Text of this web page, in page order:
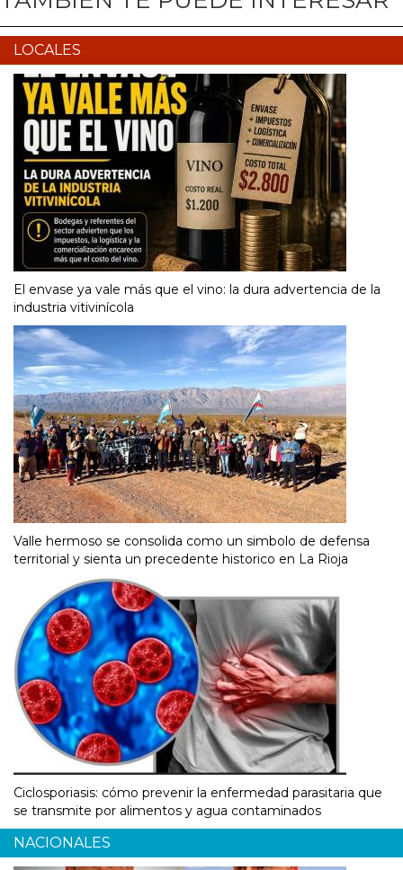
LOCALES
El envase ya vale más que el vino: la dura advertencia de la
industria vitivinícola
Valle hermoso se consolida como un simbolo de defensa
territorial y sienta un precedente historico en La Rioja
Ciclosporiasis: cómo prevenir la enfermedad parasitaria que
se transmite por alimentos y agua contaminados
NACIONALES